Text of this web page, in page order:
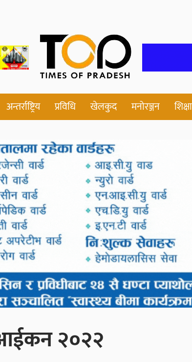
अन्तर्राष्ट्रिय प्रविधि खेलकुद मनोरञ्जन शिक्षा
२०२२